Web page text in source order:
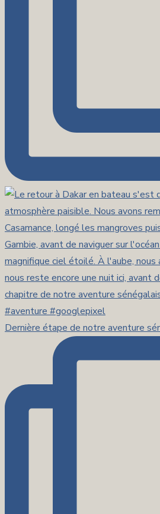
Dernière étape de notre aventure